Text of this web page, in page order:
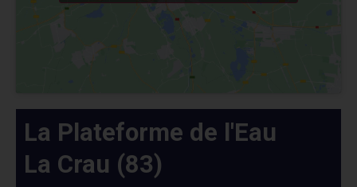
La Plateforme de l'Eau
La Crau (83)